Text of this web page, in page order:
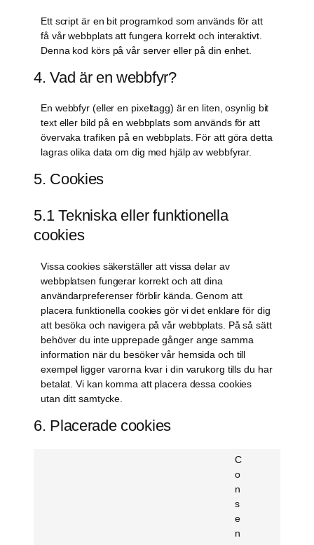
Ett script är en bit programkod som används för att
få vår webbplats att fungera korrekt och interaktivt.
Denna kod körs på vår server eller på din enhet.
4. Vad är en webbfyr?
En webbfyr (eller en pixeltagg) är en liten, osynlig bit
text eller bild på en webbplats som används för att
övervaka trafiken på en webbplats. För att göra detta
lagras olika data om dig med hjälp av webbfyrar.
5. Cookies
5.1 Tekniska eller funktionella
cookies
Vissa cookies säkerställer att vissa delar av
webbplatsen fungerar korrekt och att dina
användarpreferenser förblir kända. Genom att
placera funktionella cookies gör vi det enklare för dig
att besöka och navigera på vår webbplats. På så sätt
behöver du inte upprepade gånger ange samma
information när du besöker vår hemsida och till
exempel ligger varorna kvar i din varukorg tills du har
betalat. Vi kan komma att placera dessa cookies
utan ditt samtycke.
6. Placerade cookies
C
o
n
s
e
n